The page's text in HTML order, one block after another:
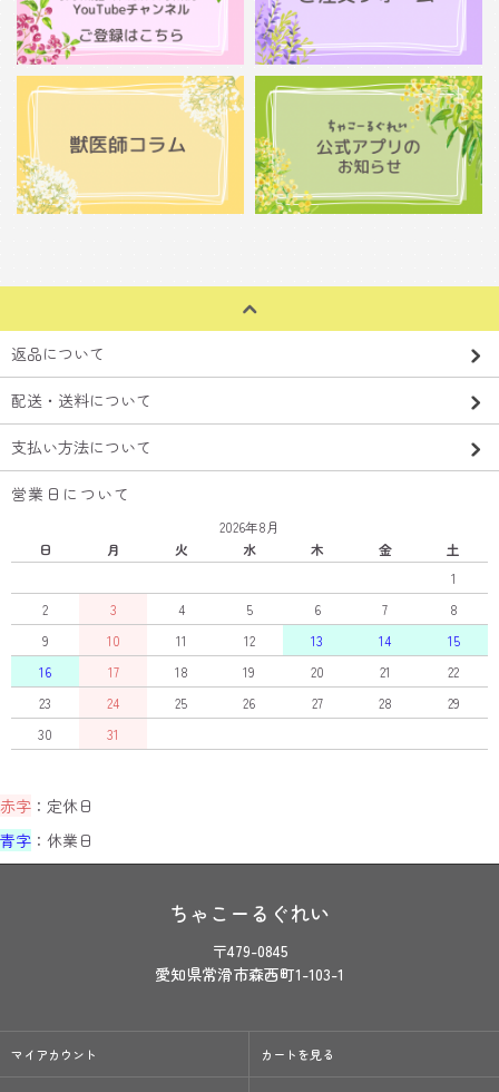
返品について
配送・送料について
支払い方法について
営業日について
2026年8月
日
月 火 水 木 金
土
1
2
3 4 5 6 7
8
9
10 11 12 13 14
15
16
17 18 19 20 21
22
23
24 25 26 27 28
29
30
31
赤字 ：定休日
青字 ：休業日
ちゃこーるぐれい
〒479-0845
愛知県常滑市森西町1-103-1
マイアカウント カートを見る